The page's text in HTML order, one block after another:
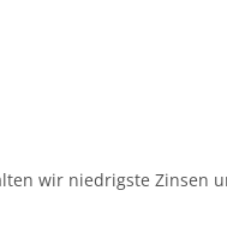
wir niedrigste Zinsen